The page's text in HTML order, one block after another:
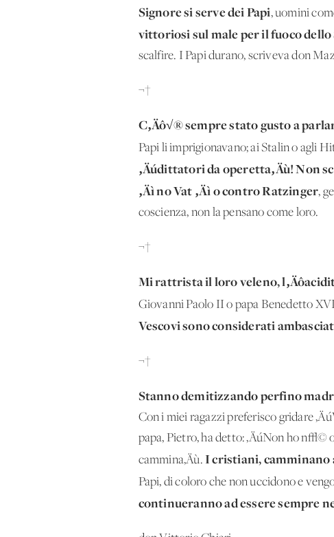
Signore si serve dei Papi, uomini
vittoriosi sul male per il fuoco
scalfire. I Papi durano, scriveva don
¬†
C‚Äô√® sempre stato gusto a
Papi li imprigionavano; ai Stalin o agli
‚Äúdittatori da operetta‚Äù! Non
‚Äì no Vat ‚Äì o contro Ratzinger,
coscienza, non la pensano come loro.
¬†
Mi rattrista il loro veleno,
Giovanni Paolo II o papa Benedetto
Vescovi sono considerati
¬†
Stanno demitizzando perfino
Con i miei ragazzi preferisco gridare
papa, Pietro, ha detto: ‚ÄúNon ho
cammina‚Äù. I cristiani, camminano
Papi, di coloro che non uccidono e
continueranno ad essere sempre